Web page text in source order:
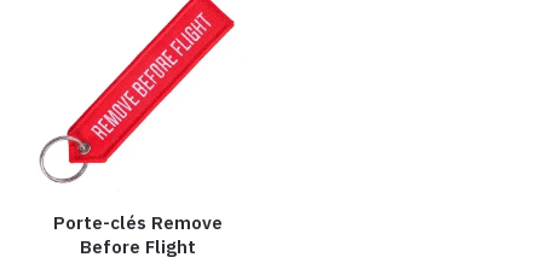
Porte-clés Remove
Before Flight